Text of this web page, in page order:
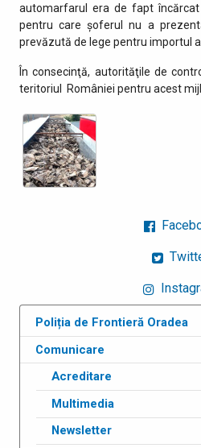
automarfarul era de fapt încărcat
pentru care șoferul nu a
prevăzută de lege pentru importul
În consecinţă, autorităţile de
teritoriul României pentru acest
Poliția de Frontieră Oradea
Comunicare
Acreditare
Multimedia
Newsletter